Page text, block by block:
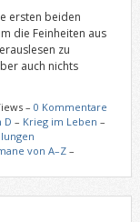
ersten beiden
die Feinheiten aus
zu
auch nichts
– 0 Kommentare
D – Krieg im Leben –
von A–Z–